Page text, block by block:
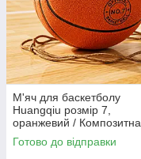
М'яч для баскетболу
Huangqiu розмір 7,
оранжевий / Композитна
шкіра / Спортивне
обладнання
Готово до відправки